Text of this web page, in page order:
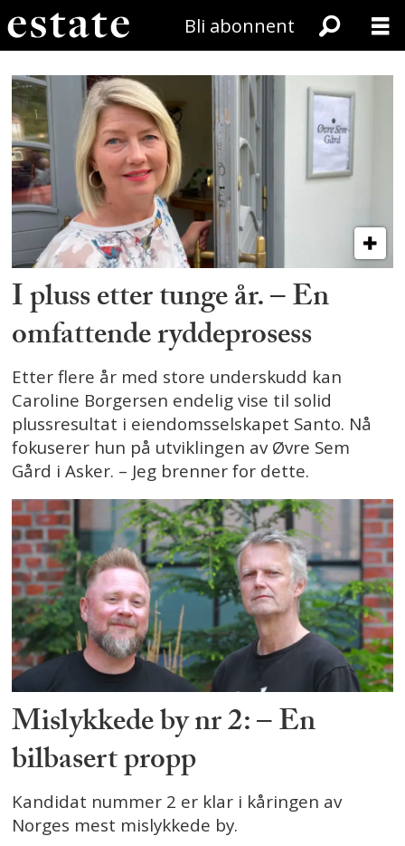
Bli abonnent
Tag:
aktuelt
I pluss etter tunge år. – En
omfattende ryddeprosess
Etter flere år med store underskudd kan
Caroline Borgersen endelig vise til solid
plussresultat i eiendomsselskapet Santo. Nå
fokuserer hun på utviklingen av Øvre Sem
Gård i Asker. – Jeg brenner for dette.
Mislykkede by nr 2: – En
bilbasert propp
Kandidat nummer 2 er klar i kåringen av
Norges mest mislykkede by.